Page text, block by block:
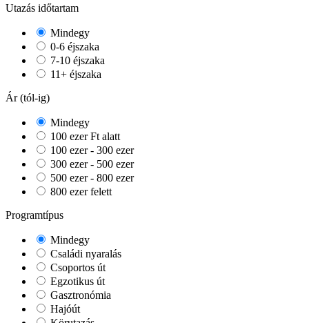
Utazás időtartam
Mindegy
0-6 éjszaka
7-10 éjszaka
11+ éjszaka
Ár (tól-ig)
Mindegy
100 ezer Ft alatt
100 ezer - 300 ezer
300 ezer - 500 ezer
500 ezer - 800 ezer
800 ezer felett
Programtípus
Mindegy
Családi nyaralás
Csoportos út
Egzotikus út
Gasztronómia
Hajóút